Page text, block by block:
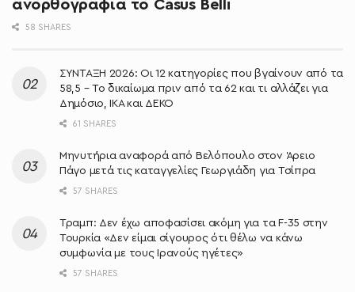
ανορθογραφία το Casus Belli
58 SHARES
ΣΥΝΤΑΞΗ 2026: Οι 12 κατηγορίες που βγαίνουν από τα
58,5 – Το δικαίωμα πριν από τα 62 και τι αλλάζει για
Δημόσιο, ΙΚΑ και ΔΕΚΟ
61 SHARES
Μηνυτήρια αναφορά από Βελόπουλο στον Άρειο
Πάγο μετά τις καταγγελίες Γεωργιάδη για Τσίπρα
57 SHARES
Τραμπ: Δεν έχω αποφασίσει ακόμη για τα F-35 στην
Τουρκία «Δεν είμαι σίγουρος ότι θέλω να κάνω
συμφωνία με τους Ιρανούς ηγέτες»
57 SHARES